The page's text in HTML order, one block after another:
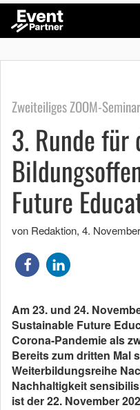
Zweiteiliges ZOOM-
3. Runde für
Future
von Redaktion, 4.
Am 23. und 24.
Sustainable Future
Corona-Pandemie als
Bereits zum dritten Mal
Weiterbildungsreihe
Nachhaltigkeit
ist der 22. November